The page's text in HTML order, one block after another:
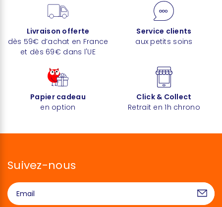
Livraison offerte
dès 59€ d’achat en France
et dès 69€ dans l'UE
Service clients
aux petits soins
Papier cadeau
en option
Click & Collect
Retrait en 1h chrono
Suivez-nous